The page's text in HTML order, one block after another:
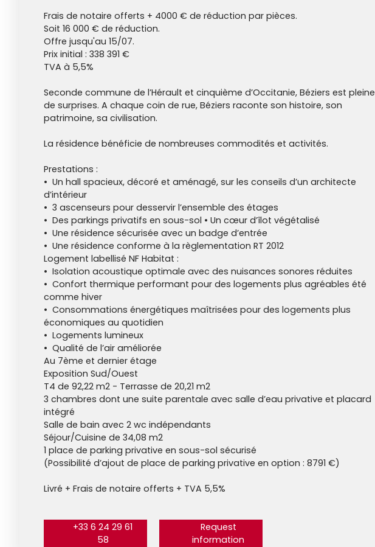
Frais de notaire offerts + 4000 € de réduction par pièces.
Soit 16 000 € de réduction.
Offre jusqu'au 15/07.
Prix initial : 338 391 €
TVA à 5,5%
Seconde commune de l’Hérault et cinquième d’Occitanie, Béziers est pleine
de surprises. A chaque coin de rue, Béziers raconte son histoire, son
patrimoine, sa civilisation.
La résidence bénéficie de nombreuses commodités et activités.
Prestations :
Un hall spacieux, décoré et aménagé, sur les conseils d’un architecte
d’intérieur
3 ascenseurs pour desservir l’ensemble des étages
Des parkings privatifs en sous-sol • Un cœur d’îlot végétalisé
Une résidence sécurisée avec un badge d’entrée
Une résidence conforme à la règlementation RT 2012
Logement labellisé NF Habitat :
Isolation acoustique optimale avec des nuisances sonores réduites
Confort thermique performant pour des logements plus agréables été
comme hiver
Consommations énergétiques maîtrisées pour des logements plus
économiques au quotidien
Logements lumineux
Qualité de l’air améliorée
Au 7ème et dernier étage
Exposition Sud/Ouest
T4 de 92,22 m2 - Terrasse de 20,21 m2
3 chambres dont une suite parentale avec salle d’eau privative et placard
intégré
Salle de bain avec 2 wc indépendants
Séjour/Cuisine de 34,08 m2
1 place de parking privative en sous-sol sécurisé
(Possibilité d’ajout de place de parking privative en option : 8791 €)
Livré + Frais de notaire offerts + TVA 5,5%
+33 6 24 29 61
58
Request
information